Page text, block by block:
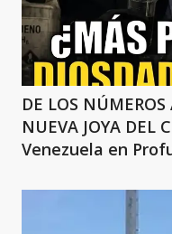
DE LOS
NUEVA JOYA DEL
Venezuela en